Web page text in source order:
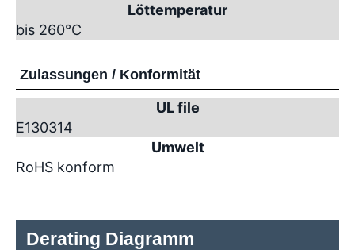
Löttemperatur
bis 260°C
Zulassungen / Konformität
UL file
E130314
Umwelt
RoHS konform
Derating Diagramm